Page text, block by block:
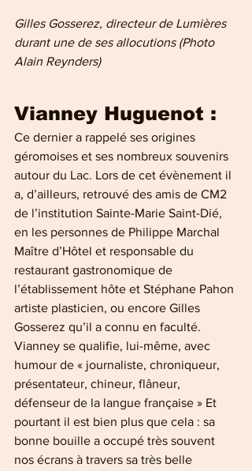
Gilles Gosserez, directeur de Lumières
durant une de ses allocutions (Photo
Alain Reynders)
Vianney Huguenot :
Ce dernier a rappelé ses origines
géromoises et ses nombreux souvenirs
autour du Lac. Lors de cet évènement il
a, d’ailleurs, retrouvé des amis de CM2
de l’institution Sainte-Marie Saint-Dié,
en les personnes de Philippe Marchal
Maître d’Hôtel et responsable du
restaurant gastronomique de
l’établissement hôte et Stéphane Pahon
artiste plasticien, ou encore Gilles
Gosserez qu’il a connu en faculté.
Vianney se qualifie, lui-même, avec
humour de « journaliste, chroniqueur,
présentateur, chineur, flâneur,
défenseur de la langue française » Et
pourtant il est bien plus que cela : sa
bonne bouille a occupé très souvent
nos écrans à travers sa très belle